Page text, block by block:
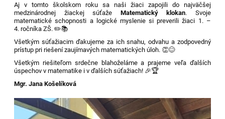
Aj v tomto školskom roku sa naši žiaci zapojili do najväčšej
medzinárodnej žiackej súťaže Matematický klokan. Svoje
matematické schopnosti a logické myslenie si preverili žiaci 1. –
4. ročníka ZŠ. ✏️📚
Všetkým súťažiacim ďakujeme za ich snahu, odvahu a zodpovedný
prístup pri riešení zaujímavých matematických úloh. 👏😊
Všetkým riešiteľom srdečne blahoželáme a prajeme veľa ďalších
úspechov v matematike i v ďalších súťažiach! 🎉🏆
Mgr. Jana Košelíková